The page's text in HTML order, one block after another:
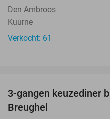
Den Ambroos
Kuurne
Verkocht: 61
3-gangen keuzediner
Breughel